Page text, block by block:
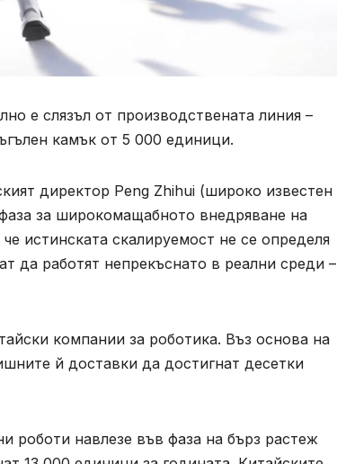
е слязъл от производствената линия –
камък от 5 000 единици.
директор Peng Zhihui (широко известен
за широкомащабното внедряване на
истинската скалируемост не се определя
да работят непрекъснато в реални среди –
компании за роботика. Въз основа на
й доставки да достигнат десетки
роботи навлезе във фаза на бърз растеж